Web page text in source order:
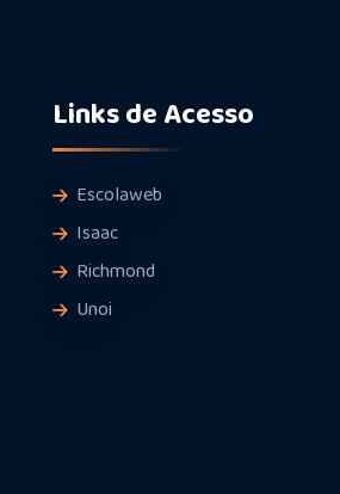
Links de Acesso
Escolaweb
Isaac
Richmond
Unoi